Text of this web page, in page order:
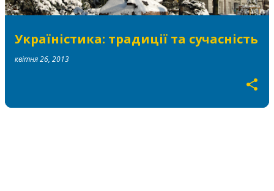
Україністика: традиції та сучасність
квітня 26, 2013